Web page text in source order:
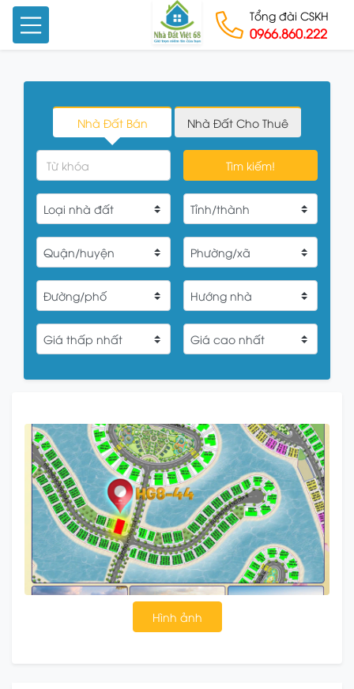
Tổng đài CSKH
0966.860.222
Nhà Đất Bán Nhà Đất Cho Thuê
Tìm kiếm!
Hình ảnh